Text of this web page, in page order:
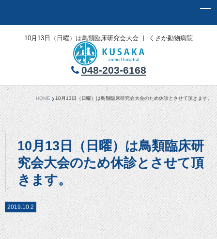
10月13日（日曜）は鳥類臨床研究会大会 ｜ くさか動物病院
048-203-6168
HOME 10月13日（日曜）は鳥類臨床研究会大会のため休診とさせて頂きます。
10月13日（日曜）は鳥類臨床研
究会大会のため休診とさせて頂
きます。
2019.10.2